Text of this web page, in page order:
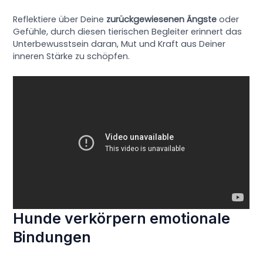
Reflektiere über Deine zurückgewiesenen Ängste oder
Gefühle, durch diesen tierischen Begleiter erinnert das
Unterbewusstsein daran, Mut und Kraft aus Deiner
inneren Stärke zu schöpfen.
Hunde verkörpern emotionale
Bindungen